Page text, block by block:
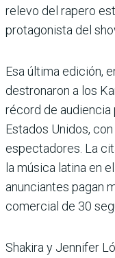
relevo del rapero
protagonista del
Esa última edición,
destronaron a los
récord de audiencia
Estados Unidos,
espectadores. La
la música latina en
anunciantes pagan
comercial de 30
Shakira y Jennifer